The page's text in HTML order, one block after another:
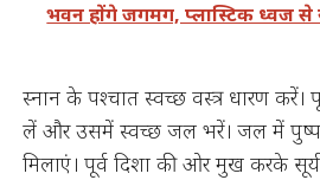
भवन होंगे जगमग, प्लास्टिक ध्वज से
स्नान के पश्चात स्वच्छ वस्त्र धारण
लें और उसमें स्वच्छ जल भरें। जल में
मिलाएं। पूर्व दिशा की ओर मुख करके